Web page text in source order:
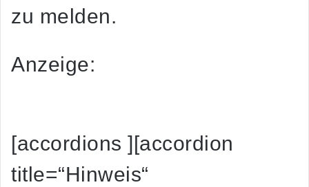
zu melden.
Anzeige:
[accordions ][accordion
title=“Hinweis“